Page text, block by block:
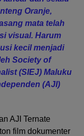
Oranje,
mata telah
visual. Harum
kecil menjadi
Society of
(SIEJ) Maluku
(AJI)
AJI Ternate
film dokumenter